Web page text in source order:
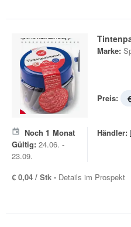
Marke:
Preis:
Noch 1 Monat
Gültig: 24.06. -
23.09.
Händler:
€ 0,04 / Stk - Details im Prospekt